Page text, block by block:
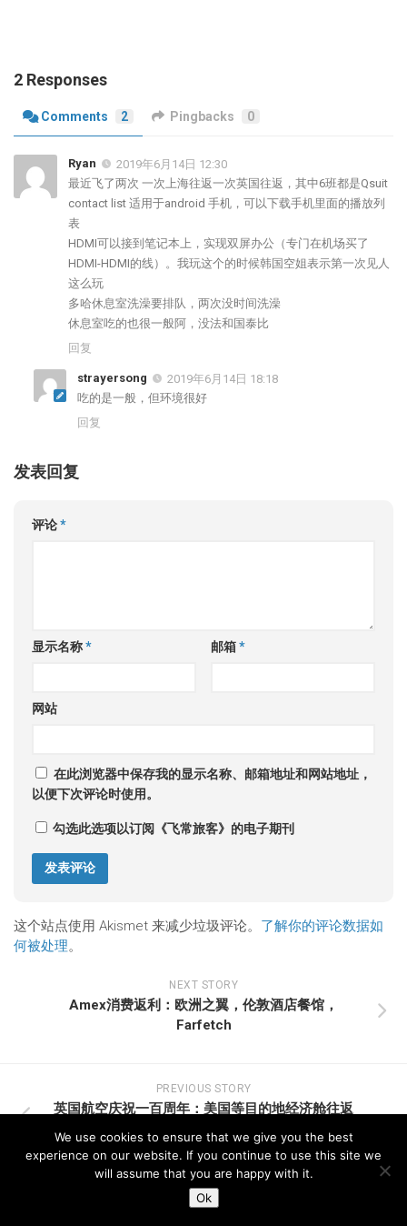
2 Responses
Comments 2 Pingbacks 0
Ryan
2019年6月14日 12:30
最近飞了两次 一次上海往返一次英国往返，其中6班都是Qsuit
contact list 适用于android 手机，可以下载手机里面的播放列
表
HDMI可以接到笔记本上，实现双屏办公（专门在机场买了
HDMI-HDMI的线）。我玩这个的时候韩国空姐表示第一次见人
这么玩
多哈休息室洗澡要排队，两次没时间洗澡
休息室吃的也很一般阿，没法和国泰比
回复
strayersong
2019年6月14日 18:18
吃的是一般，但环境很好
回复
发表回复
评论*
显示名称* 邮箱*
网站
在此浏览器中保存我的显示名称、邮箱地址和网站地址，
以便下次评论时使用。
勾选此选项以订阅《飞常旅客》的电子期刊
这个站点使用 Akismet 来减少垃圾评论。 了解你的评论数据如
何被处理。
NEXT STORY
Amex消费返利：欧洲之翼，伦敦酒店餐馆，
Farfetch
PREVIOUS STORY
英国航空庆祝一百周年：美国等目的地经济舱往返
We use cookies to ensure that we give you the best
experience on our website. If you continue to use this site we
will assume that you are happy with it.
Ok